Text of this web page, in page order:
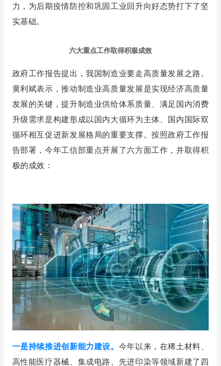
力，为后期疫情防控和巩固工业回升向好态势打下了坚
实基础。
六大重点工作取得积极成效
政府工作报告提出，我国制造业要走高质量发展之路。
黄利斌表示，推动制造业高质量发展是实现经济高质量
发展的关键，提升制造业供给体系质量、满足国内消费
升级需求是构建形成以国内大循环为主体、国内国际双
循环相互促进新发展格局的重要支撑。按照政府工作报
告部署，今年工信部重点开展了六方面工作，并取得积
极的成效：
一是持续推进创新能力建设。 今年以来，在稀土材料、
高性能医疗器械、集成电路、先进印染等领域新建了四